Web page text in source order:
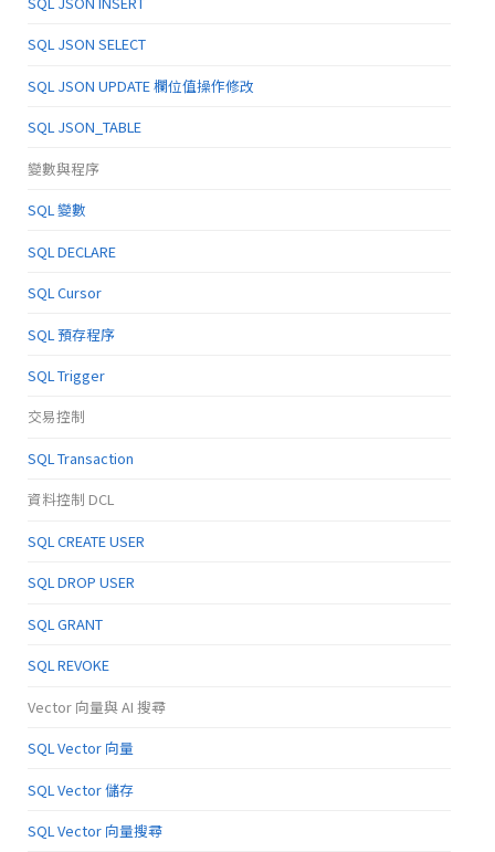
SQL JSON SELECT
SQL JSON UPDATE 欄位值操作修改
SQL JSON_TABLE
變數與程序
SQL 變數
SQL DECLARE
SQL Cursor
SQL 預存程序
SQL Trigger
交易控制
SQL Transaction
資料控制 DCL
SQL CREATE USER
SQL DROP USER
SQL GRANT
SQL REVOKE
Vector 向量與 AI 搜尋
SQL Vector 向量
SQL Vector 儲存
SQL Vector 向量搜尋